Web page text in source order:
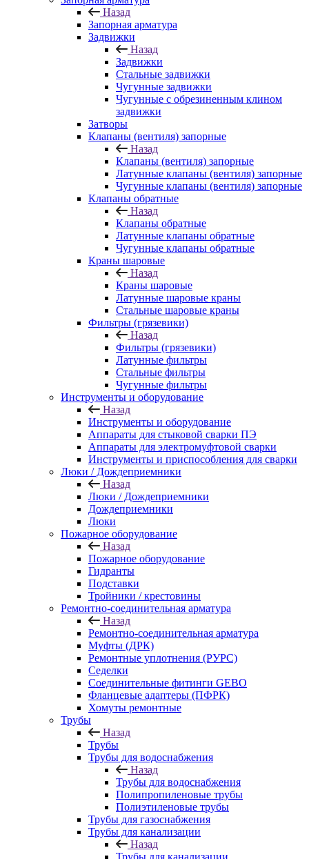
Назад
Запорная арматура
Задвижки
Назад
Задвижки
Стальные задвижки
Чугунные задвижки
Чугунные с обрезиненным клином
задвижки
Затворы
Клапаны (вентиля) запорные
Назад
Клапаны (вентиля) запорные
Латунные клапаны (вентиля) запорные
Чугунные клапаны (вентиля) запорные
Клапаны обратные
Назад
Клапаны обратные
Латунные клапаны обратные
Чугунные клапаны обратные
Краны шаровые
Назад
Краны шаровые
Латунные шаровые краны
Стальные шаровые краны
Фильтры (грязевики)
Назад
Фильтры (грязевики)
Латунные фильтры
Стальные фильтры
Чугунные фильтры
Инструменты и оборудование
Назад
Инструменты и оборудование
Аппараты для стыковой сварки ПЭ
Аппараты для электромуфтовой сварки
Инструменты и приспособления для сварки
Люки / Дождеприемники
Назад
Люки / Дождеприемники
Дождеприемники
Люки
Пожарное оборудование
Назад
Пожарное оборудование
Гидранты
Подставки
Тройники / крестовины
Ремонтно-соединительная арматура
Назад
Ремонтно-соединительная арматура
Муфты (ДРК)
Ремонтные уплотнения (РУРС)
Седелки
Соединительные фитинги GEBO
Фланцевые адаптеры (ПФРК)
Хомуты ремонтные
Трубы
Назад
Трубы
Трубы для водоснабжения
Назад
Трубы для водоснабжения
Полипропиленовые трубы
Полиэтиленовые трубы
Трубы для газоснабжения
Трубы для канализации
Назад
Трубы для канализации